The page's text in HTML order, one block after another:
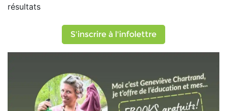
résultats
S'inscrire à l'infolettre